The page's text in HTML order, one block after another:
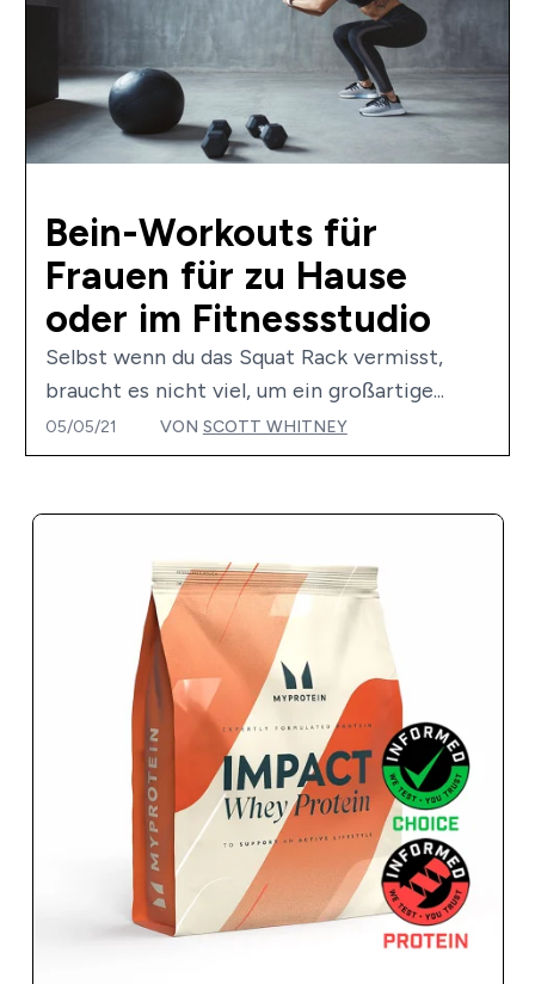
Bein-Workouts für
Frauen für zu Hause
oder im Fitnessstudio
Selbst wenn du das Squat Rack vermisst,
braucht es nicht viel, um ein großartige...
05/05/21 VON SCOTT WHITNEY